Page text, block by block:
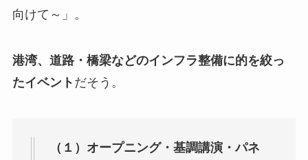
向けて～」。
港湾、道路・橋梁などのインフラ整備に的を絞っ
たイベント だそう。
（１）オープニング・基調講演・パネ